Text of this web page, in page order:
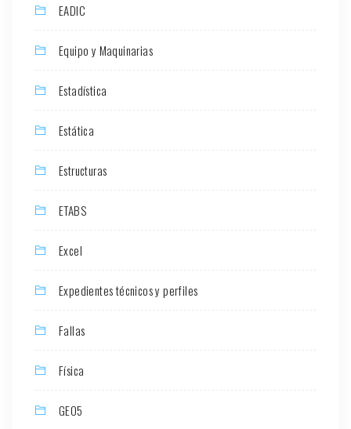
EADIC
Equipo y Maquinarias
Estadística
Estática
Estructuras
ETABS
Excel
Expedientes técnicos y perfiles
Fallas
Física
GEO5